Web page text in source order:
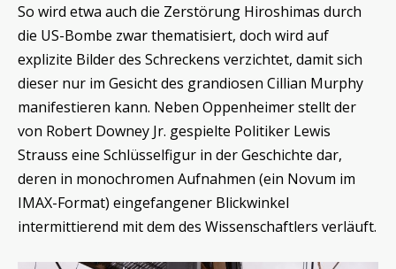
So wird etwa auch die Zerstörung Hiroshimas durch
die US-Bombe zwar thematisiert, doch wird auf
explizite Bilder des Schreckens verzichtet, damit sich
dieser nur im Gesicht des grandiosen Cillian Murphy
manifestieren kann. Neben Oppenheimer stellt der
von Robert Downey Jr. gespielte Politiker Lewis
Strauss eine Schlüsselfigur in der Geschichte dar,
deren in monochromen Aufnahmen (ein Novum im
IMAX-Format) eingefangener Blickwinkel
intermittierend mit dem des Wissenschaftlers verläuft.